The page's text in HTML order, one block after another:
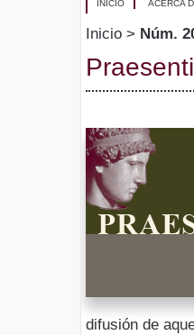
INICIO ACERCA
Inicio > Núm.
difusión de